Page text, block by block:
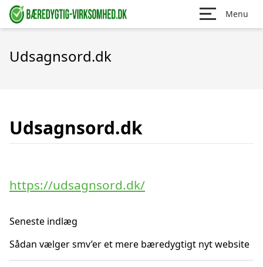
Menu
Udsagnsord.dk
Udsagnsord.dk
https://udsagnsord.dk/
Seneste indlæg
Sådan vælger smv’er et mere bæredygtigt nyt website